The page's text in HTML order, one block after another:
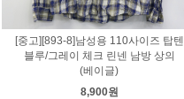
[중고][893-8]남성용 110사이즈 탑텐
블루/그레이 체크 린넨 남방 상의
(베이글)
8,900원